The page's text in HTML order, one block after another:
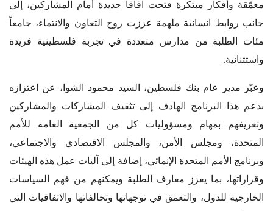
معمّقة وأفكار مبتكرة فتحت آفاقاً جديدة أمام المشاركين، إلى
جانب روابط انسانية ملهمة عززت روح التعاون والانتماء، جامعاً
مئات الطلبة من مدارس متعددة في تجربة فلسطينية فريدة
واستثنائية.
وعبّر مدير عام بنك فلسطين، السيد محمود الشوا، عن اعتزازه
بدعم هذا البرنامج الهادف إلى تثقيف المشاركات والمشاركين
وتعريفهم بمهام ومسؤوليات كل من الجمعية العامة للأمم
المتحدة، ومجلس الأمن، والمجلس الاقتصادي والاجتماعي،
وبرنامج الأمم المتحدة الإنمائي، إضافة إلى آليات عمل هذه الهيئات
وقراراتها، بما يعزز معارف الطلبة ويمكنهم من فهم السياسات
الخارجية للدول، والتعمق في توجهاتها وتحالفاتها والاتفاقيات التي